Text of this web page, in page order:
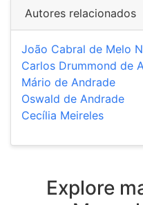
Autores relacionados
João Cabral de Melo
Carlos Drummond de
Mário de Andrade
Oswald de Andrade
Cecília Meireles
Explore